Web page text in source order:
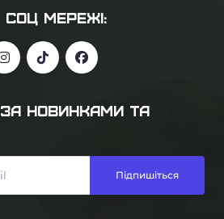
СОЦ МЕРЕЖІ:
ЗА НОВИНКАМИ ТА
Підпишіться